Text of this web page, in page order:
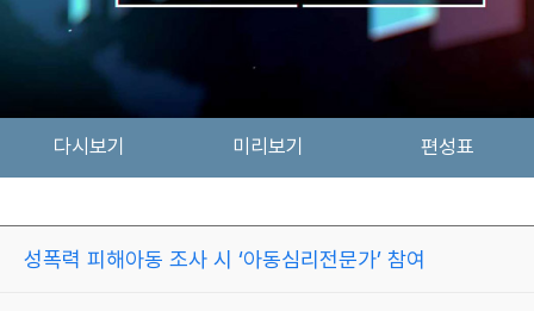
다시보기 미리보기 편성표
성폭력 피해아동 조사 시 ‘아동심리전문가’ 참여